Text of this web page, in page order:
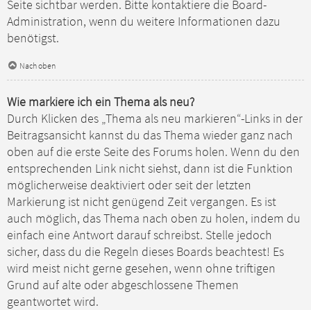
Seite sichtbar werden. Bitte kontaktiere die Board-
Administration, wenn du weitere Informationen dazu
benötigst.
Nach oben
Wie markiere ich ein Thema als neu?
Durch Klicken des „Thema als neu markieren“-Links in der
Beitragsansicht kannst du das Thema wieder ganz nach
oben auf die erste Seite des Forums holen. Wenn du den
entsprechenden Link nicht siehst, dann ist die Funktion
möglicherweise deaktiviert oder seit der letzten
Markierung ist nicht genügend Zeit vergangen. Es ist
auch möglich, das Thema nach oben zu holen, indem du
einfach eine Antwort darauf schreibst. Stelle jedoch
sicher, dass du die Regeln dieses Boards beachtest! Es
wird meist nicht gerne gesehen, wenn ohne triftigen
Grund auf alte oder abgeschlossene Themen
geantwortet wird.